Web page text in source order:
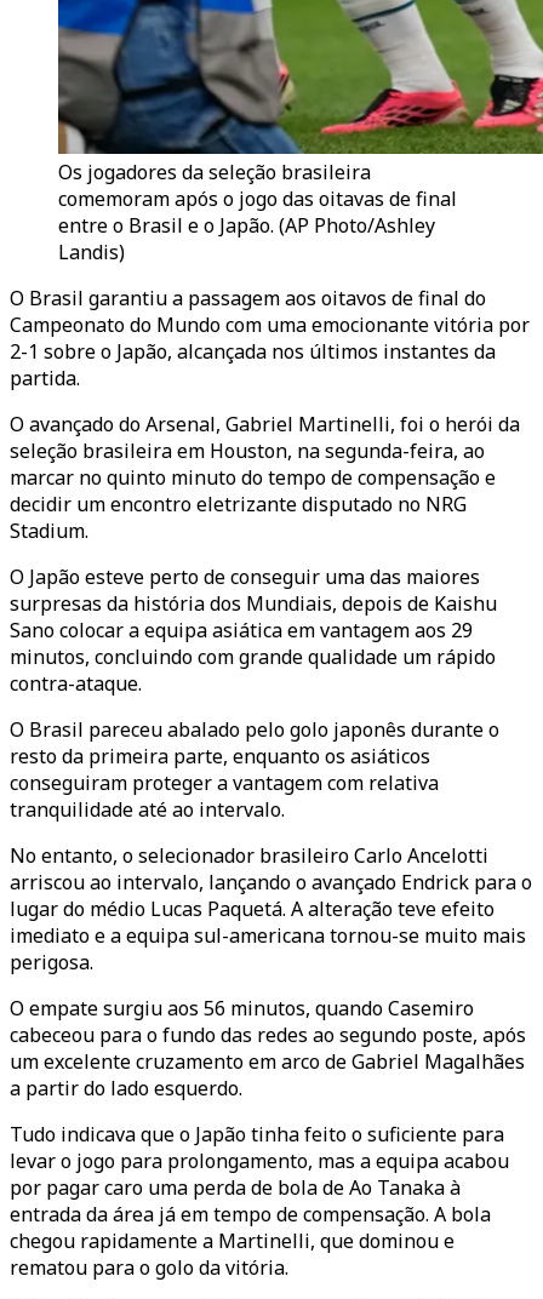
Os jogadores da seleção brasileira
comemoram após o jogo das oitavas de final
entre o Brasil e o Japão. (AP Photo/Ashley
Landis)
O Brasil garantiu a passagem aos oitavos de final do
Campeonato do Mundo com uma emocionante vitória por
2-1 sobre o Japão, alcançada nos últimos instantes da
partida.
O avançado do Arsenal, Gabriel Martinelli, foi o herói da
seleção brasileira em Houston, na segunda-feira, ao
marcar no quinto minuto do tempo de compensação e
decidir um encontro eletrizante disputado no NRG
Stadium.
O Japão esteve perto de conseguir uma das maiores
surpresas da história dos Mundiais, depois de Kaishu
Sano colocar a equipa asiática em vantagem aos 29
minutos, concluindo com grande qualidade um rápido
contra-ataque.
O Brasil pareceu abalado pelo golo japonês durante o
resto da primeira parte, enquanto os asiáticos
conseguiram proteger a vantagem com relativa
tranquilidade até ao intervalo.
No entanto, o selecionador brasileiro Carlo Ancelotti
arriscou ao intervalo, lançando o avançado Endrick para o
lugar do médio Lucas Paquetá. A alteração teve efeito
imediato e a equipa sul-americana tornou-se muito mais
perigosa.
O empate surgiu aos 56 minutos, quando Casemiro
cabeceou para o fundo das redes ao segundo poste, após
um excelente cruzamento em arco de Gabriel Magalhães
a partir do lado esquerdo.
Tudo indicava que o Japão tinha feito o suficiente para
levar o jogo para prolongamento, mas a equipa acabou
por pagar caro uma perda de bola de Ao Tanaka à
entrada da área já em tempo de compensação. A bola
chegou rapidamente a Martinelli, que dominou e
rematou para o golo da vitória.